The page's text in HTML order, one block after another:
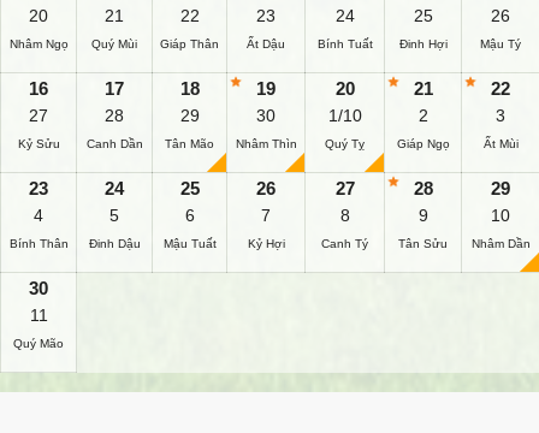
20
Nhâm Ngọ
21
Quý Mùi
22
Giáp Thân
23
Ất Dậu
24
Bính Tuất
25
Đinh Hợi
26
Mậu Tý
16
27
Kỷ Sửu
17
28
Canh Dần
18
29
Tân Mão
19
30
Nhâm Thìn
20
1/10
Quý Tỵ
21
2
Giáp Ngọ
22
3
Ất Mùi
23
4
Bính Thân
24
5
Đinh Dậu
25
6
Mậu Tuất
26
7
Kỷ Hợi
27
8
Canh Tý
28
9
Tân Sửu
29
10
Nhâm Dần
30
11
Quý Mão